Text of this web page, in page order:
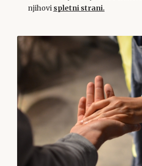
njihovi spletni strani.